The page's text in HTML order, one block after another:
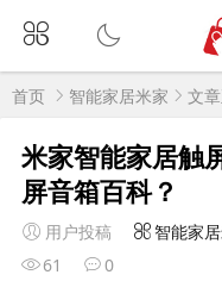
首页 智能家居米家 文
米家智能家居触
屏音箱百科？
用户投稿 智能家
61
0